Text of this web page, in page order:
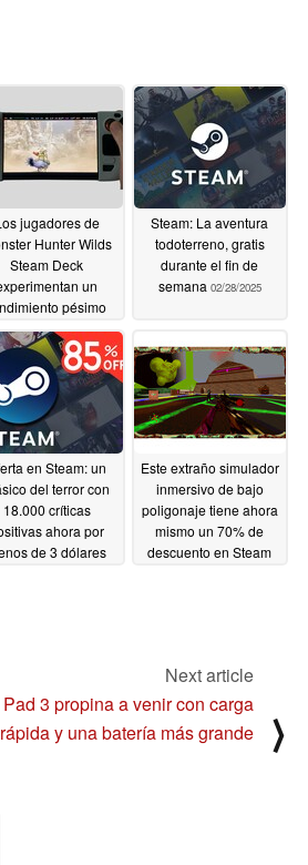
jugadores de
Hunter Wilds
Steam Deck
un
pésimo
03/01/2025
Steam: La aventura
todoterreno, gratis
durante el fin de
semana 02/28/2025
en Steam: un
del terror con
18.000 críticas
ahora por
de 3 dólares
Este extraño simulador
inmersivo de bajo
poligonaje tiene ahora
mismo un 70% de
descuento en Steam
Next article
3 propina a venir con carga
y una batería más grande
⟩